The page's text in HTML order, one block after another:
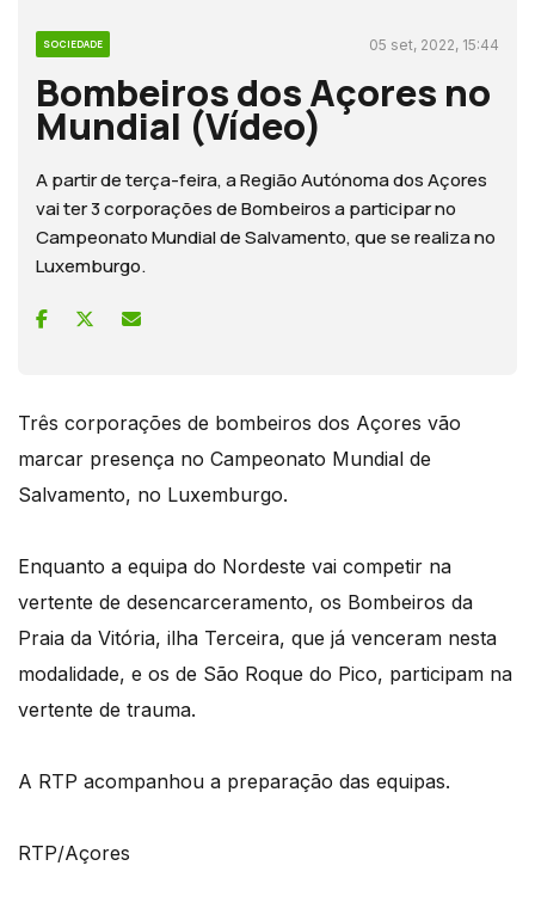
SOCIEDADE 05 set, 2022, 15:44
Bombeiros dos Açores no
Mundial (Vídeo)
A partir de terça-feira, a Região Autónoma dos Açores
vai ter 3 corporações de Bombeiros a participar no
Campeonato Mundial de Salvamento, que se realiza no
Luxemburgo.
Três corporações de bombeiros dos Açores vão
marcar presença no Campeonato Mundial de
Salvamento, no Luxemburgo.
Enquanto a equipa do Nordeste vai competir na
vertente de desencarceramento, os Bombeiros da
Praia da Vitória, ilha Terceira, que já venceram nesta
modalidade, e os de São Roque do Pico, participam na
vertente de trauma.
A RTP acompanhou a preparação das equipas.
RTP/Açores